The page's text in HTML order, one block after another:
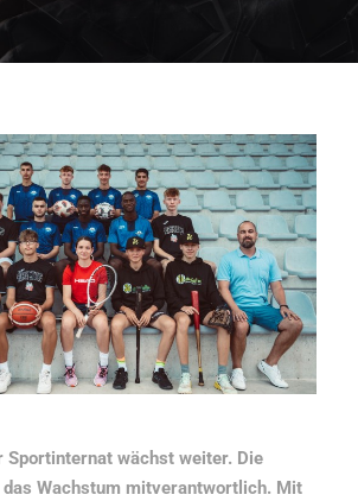
Sportinternat wächst weiter. Die
Wachstum mitverantwortlich. Mit